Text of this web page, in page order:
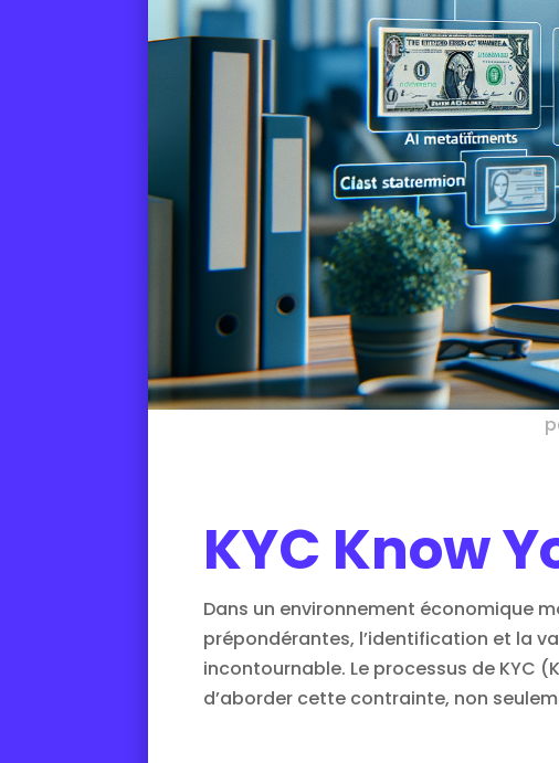
KYC Know
Dans un environnement économique
prépondérantes, l’identification et la
incontournable. Le processus de KYC
d’aborder cette contrainte, non